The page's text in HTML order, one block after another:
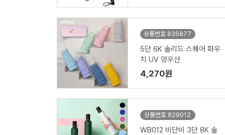
상품번호 835877
5단 6K 솔리드 스퀘어 파우
치 UV 양우산
4,270원
상품번호 829012
WB012 비단비 3단 8K 솔